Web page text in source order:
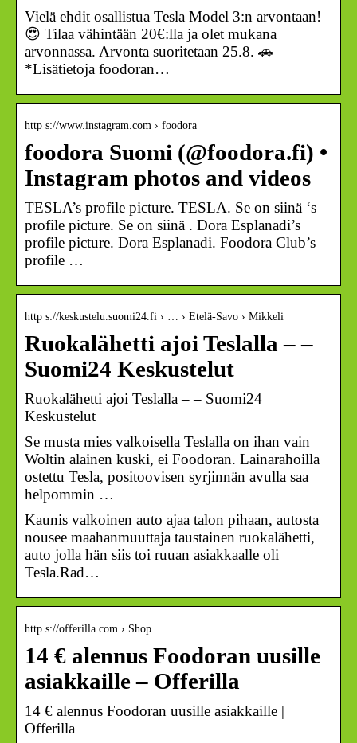
Vielä ehdit osallistua Tesla Model 3:n arvontaan!
😍 Tilaa vähintään 20€:lla ja olet mukana
arvonnassa. Arvonta suoritetaan 25.8. 🚗
*Lisätietoja foodoran…
http s://www.instagram.com › foodora
foodora Suomi (@foodora.fi) •
Instagram photos and videos
TESLA’s profile picture. TESLA. Se on siinä ‘s
profile picture. Se on siinä . Dora Esplanadi’s
profile picture. Dora Esplanadi. Foodora Club’s
profile …
http s://keskustelu.suomi24.fi › … › Etelä-Savo › Mikkeli
Ruokalähetti ajoi Teslalla – –
Suomi24 Keskustelut
Ruokalähetti ajoi Teslalla – – Suomi24
Keskustelut
Se musta mies valkoisella Teslalla on ihan vain
Woltin alainen kuski, ei Foodoran. Lainarahoilla
ostettu Tesla, positoovisen syrjinnän avulla saa
helpommin …
Kaunis valkoinen auto ajaa talon pihaan, autosta
nousee maahanmuuttaja taustainen ruokalähetti,
auto jolla hän siis toi ruuan asiakkaalle oli
Tesla.Rad…
http s://offerilla.com › Shop
14 € alennus Foodoran uusille
asiakkaille – Offerilla
14 € alennus Foodoran uusille asiakkaille |
Offerilla